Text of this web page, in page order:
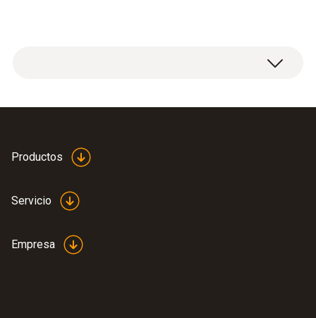
Calculation formulae,
fuels and parameters
Productos
Servicio
Empresa